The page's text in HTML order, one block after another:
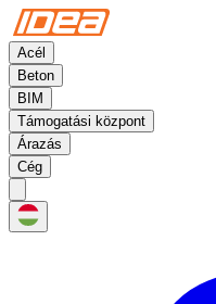
Acél
Beton
BIM
Támogatási központ
Árazás
Cég